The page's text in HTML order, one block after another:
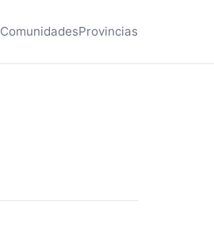
ComunidadesProvincias